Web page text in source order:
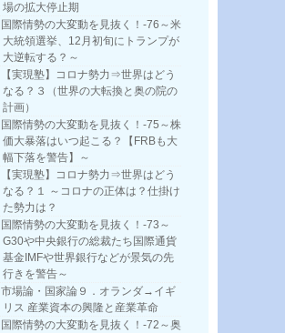
場の拡大停止期
国際情勢の大変動を見抜く！-76～米
大統領選挙、12月初旬にトランプが
大逆転する？～
【実現塾】コロナ勢力⇒世界はどう
なる？３（世界の大転換と奥の院の
計画）
国際情勢の大変動を見抜く！-75～株
価大暴落はいつ起こる？【FRBも大
幅下落を警告】～
【実現塾】コロナ勢力⇒世界はどう
なる？１ ～コロナの正体は？仕掛け
た勢力は？
国際情勢の大変動を見抜く！-73～
G30や中央銀行の総裁たち国際通貨
基金IMFや世界銀行などが景気の先
行きを警告～
市場論・国家論９．オランダ→イギ
リス 産業資本の興隆と産業革命
国際情勢の大変動を見抜く！-72～奥